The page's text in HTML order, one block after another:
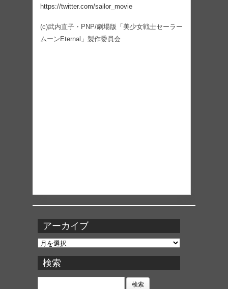
https://twitter.com/sailor_movie
(c)武内直子・PNP/劇場版「美少女戦士セーラー
ムーンEternal」製作委員会
アーカイブ
ア
カ
イ
ブ
検索
検